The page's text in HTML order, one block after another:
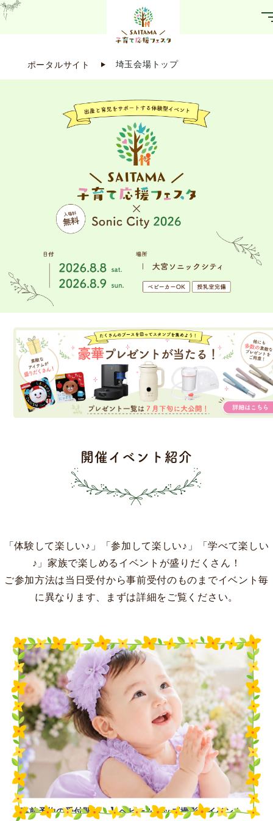
ポータルサイト 埼玉会場トップ
開催イベント紹介
「体験して楽しい♪」「参加して楽しい♪」「学べて楽しい
♪」家族で楽しめるイベントが盛りだくさん！
ご参加方法は当日受付から事前受付のものまでイベント毎
に異なります、まずは詳細をご覧ください。
【事前予約の受付開始！】ベビー&キッズ撮影会イベント